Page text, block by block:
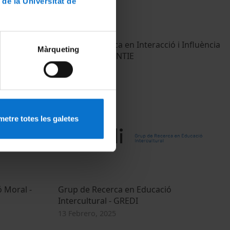
Màrqueting
totes les galetes
i la
Grup de Recerca en Interacció i Influència
Educativa - GRINTIE
13 Febrero, 2025
Moral -
Grup de Recerca en Educació
Intercultural - GREDI
13 Febrero, 2025